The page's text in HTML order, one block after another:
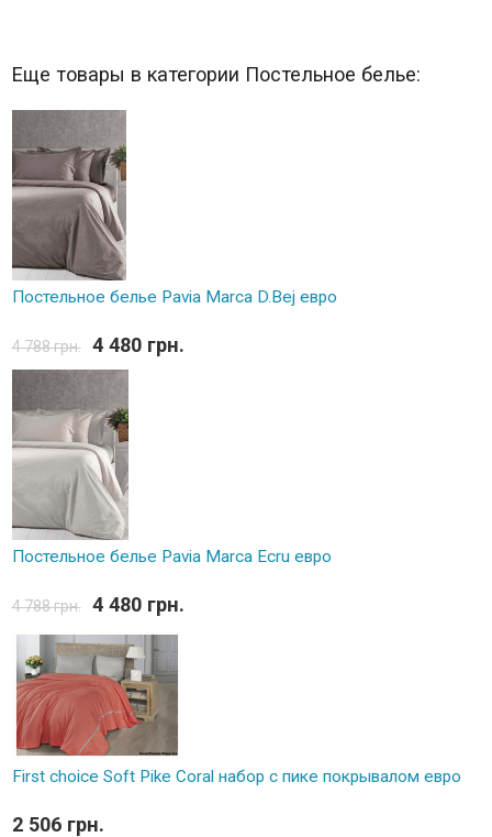
Еще товары в категории Постельное белье:
Постельное белье Pavia Marca D.Bej евро
4 788 грн. 4 480 грн.
Постельное белье Pavia Marca Ecru евро
4 788 грн. 4 480 грн.
First choice Soft Pike Coral набор с пике покрывалом евро
2 506 грн.